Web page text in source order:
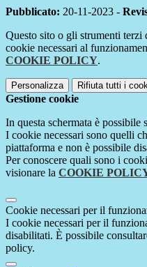
Pubblicato: 20-11-2023 -
Questo sito o gli strumenti
cookie necessari al
COOKIE POLICY.
Personalizza Rifiuta tutti i
Gestione cookie
In questa schermata è
I cookie necessari sono quelli
piattaforma e non è possibile
Per conoscere quali sono i
visionare la COOKIE
Cookie necessari per il
I cookie necessari per il
disabilitati. È possibile
policy.